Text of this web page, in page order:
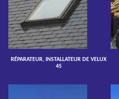
RÉPARATEUR, INSTALLATEUR DE VELUX
45